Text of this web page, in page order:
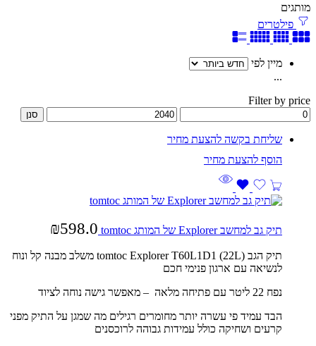
מותגים
פילטרים
מיין לפי
...
Filter by price
סנן
שליחת בקשה להצעת מחיר
תיק גב למחשב Explorer של המותג tomtoc ₪598.0
תיק הגב tomtoc Explorer T60L1D1 (22L) משלב מבנה קל ונוח
לנשיאה עם ארגון פנימי חכם
נפח 22 ליטר עם פתיחה מלאה – מאפשר גישה נוחה לציוד
הבד עמיד פי עשרה יותר מחומרים רגילים מה שמגן על התיק מפני
קרעים ושחיקה כולל עמידות גבוהה לרוכסנים